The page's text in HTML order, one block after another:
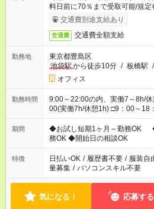
料日前に70％まで受取可能/規
上：時給1700円×7h＝11,900円
交通費別途支給あり
交通費 交通費全額支給
勤務地
東京都豊島区
池袋駅から徒歩10分 / 板橋駅 /
オフィス
勤務時間
9:00～22:00の内、実働7～8h/休憩1h [シフト例] □9：
00(実働7h/休憩1h) □9：00～18
18：00(実働7h/休憩1h) □12：
□13：00～22：00(実働8h/休憩
憩1h) ◆勤務時間固定の相談
期間
◆お試し短期1ヶ月～勤務OK
務OK ◆開始日の相談OK
特徴 日払いOK / 履歴書不要 / 服装自
量募集 / パソコンスキル不要
気になる！ 応募する